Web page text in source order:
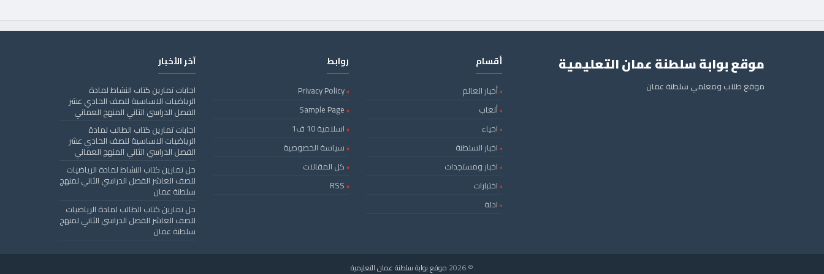
موقع بوابة سلطنة عمان التعليمية
موقع طلاب ومعلمي سلطنة عمان
أقسام
أخبار العالم
ألعاب
احياء
اخبار السلطنة
اخبار ومستجدات
اختبارات
ادلة
روابط
Privacy Policy
Sample Page
اسلامية 10 ف1
سياسة الخصوصية
كل المقالات
RSS
آخر الأخبار
اجابات تمارين كتاب النشاط لمادة
الرياضيات الاساسية للصف الحادي عشر
الفصل الدراسي الثاني المنهج العماني
اجابات تمارين كتاب الطالب لمادة
الرياضيات الاساسية للصف الحادي عشر
الفصل الدراسي الثاني المنهج العماني
حل تمارين كتاب النشاط لمادة الرياضيات
للصف العاشر الفصل الدراسي الثاني لمنهج
سلطنة عمان
حل تمارين كتاب الطالب لمادة الرياضيات
للصف العاشر الفصل الدراسي الثاني لمنهج
سلطنة عمان
© 2026 موقع بوابة سلطنة عمان التعليمية